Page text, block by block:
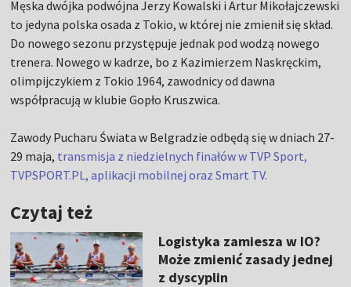
Męska dwójka podwójna Jerzy Kowalski i Artur Mikołajczewski
to jedyna polska osada z Tokio, w której nie zmienił się skład.
Do nowego sezonu przystępuje jednak pod wodzą nowego
trenera. Nowego w kadrze, bo z Kazimierzem Naskręckim,
olimpijczykiem z Tokio 1964, zawodnicy od dawna
współpracują w klubie Gopło Kruszwica.
Zawody Pucharu Świata w Belgradzie odbędą się w dniach 27-
29 maja, transmisja z niedzielnych finałów w TVP Sport,
TVPSPORT.PL, aplikacji mobilnej oraz Smart TV.
Czytaj też
Logistyka zamiesza w IO?
Może zmienić zasady jednej
z dyscyplin